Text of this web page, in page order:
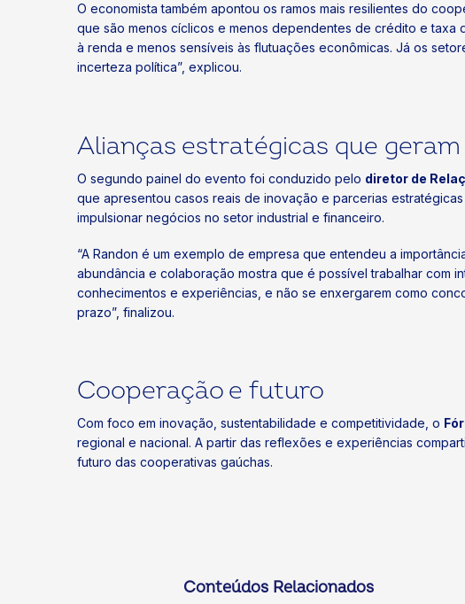
O economista também apontou os ramos mais resilientes do
que são menos cíclicos e menos dependentes de crédito e taxa
à renda e menos sensíveis às flutuações econômicas. Já os
incerteza política”, explicou.
Alianças estratégicas que
O segundo painel do evento foi conduzido pelo diretor de
que apresentou casos reais de inovação e parcerias
impulsionar negócios no setor industrial e financeiro.
“A Randon é um exemplo de empresa que entendeu a
abundância e colaboração mostra que é possível trabalhar com
conhecimentos e experiências, e não se enxergarem como
prazo”, finalizou.
Cooperação e futuro
Com foco em inovação, sustentabilidade e competitividade, o
regional e nacional. A partir das reflexões e experiências
futuro das cooperativas gaúchas.
Conteúdos Relacionados